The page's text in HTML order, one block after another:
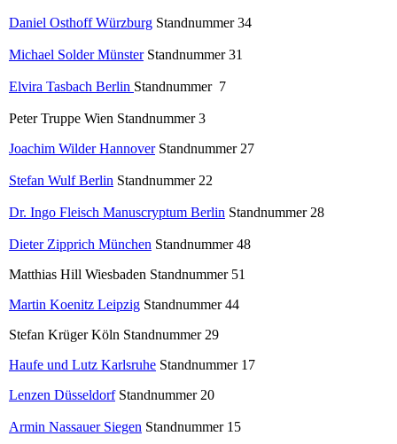
Daniel Osthoff Würzburg Standnummer 34
Michael Solder MünsterStandnummer 31
Elvira Tasbach Berlin Standnummer 7
Peter Truppe Wien Standnummer 3
Joachim Wilder HannoverStandnummer 27
Stefan Wulf Berlin Standnummer 22
Dr. Ingo Fleisch Manuscryptum Berlin Standnummer 28
Dieter Zipprich München Standnummer 48
Matthias Hill Wiesbaden Standnummer 51
Martin Koenitz Leipzig Standnummer 44
Stefan Krüger Köln Standnummer 29
Haufe und Lutz Karlsruhe Standnummer 17
Lenzen DüsseldorfStandnummer 20
Armin Nassauer Siegen Standnummer 15